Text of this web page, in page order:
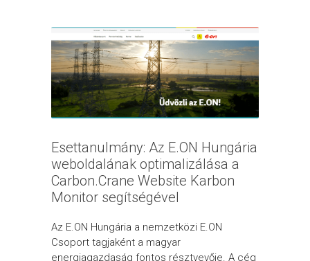
Esettanulmány: Az E.ON Hungária
weboldalának optimalizálása a
Carbon.Crane Website Karbon
Monitor segítségével
Az E.ON Hungária a nemzetközi E.ON
Csoport tagjaként a magyar
energiagazdaság fontos résztvevője. A cég